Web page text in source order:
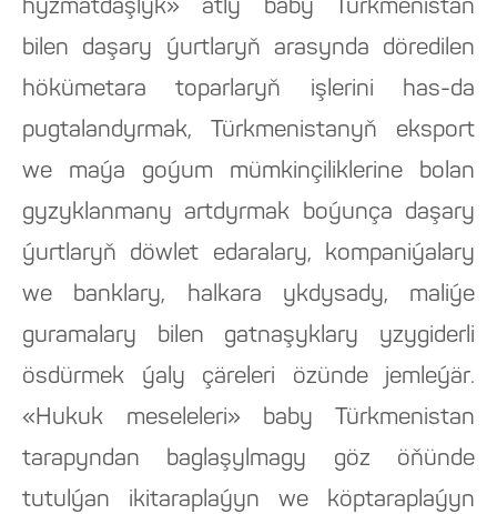
hyzmatdaşlyk» atly baby Türkmenistan
bilen daşary ýurtlaryň arasynda döredilen
hökümetara toparlaryň işlerini has-da
pugtalandyrmak, Türkmenistanyň eksport
we maýa goýum mümkinçiliklerine bolan
gyzyklanmany artdyrmak boýunça daşary
ýurtlaryň döwlet edaralary, kompaniýalary
we banklary, halkara ykdysady, maliýe
guramalary bilen gatnaşyklary yzygiderli
ösdürmek ýaly çäreleri özünde jemleýär.
«Hukuk meseleleri» baby Türkmenistan
tarapyndan baglaşylmagy göz öňünde
tutulýan ikitaraplaýyn we köptaraplaýyn